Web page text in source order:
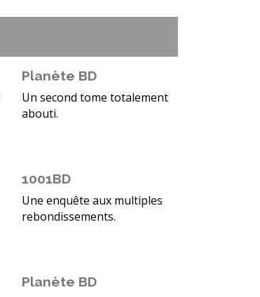
Planète BD
Un second tome totalement
abouti.
1001BD
Une enquête aux multiples
rebondissements.
Planète BD